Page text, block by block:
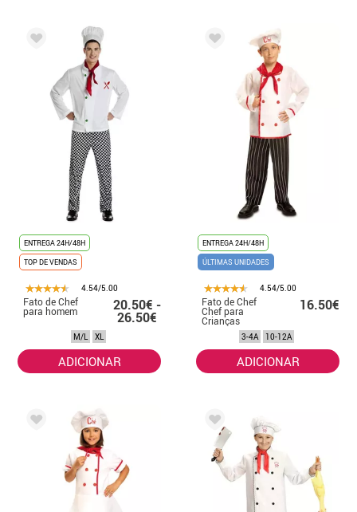
ENTREGA 24H/48H
TOP DE VENDAS
4.54/5.00
Fato de Chef
para homem 20.50€ -
26.50€
M/L XL
ADICIONAR
ENTREGA 24H/48H
ÚLTIMAS UNIDADES
4.54/5.00
Fato de Chef
Chef para
Crianças
16.50€
3-4A 10-12A
ADICIONAR